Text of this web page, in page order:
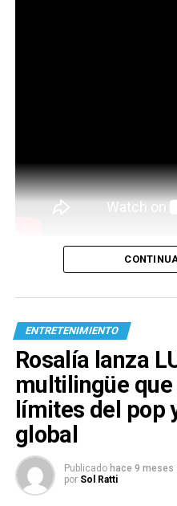
ENTRETENIMIENTO
Rosalía lanza
multilingüe
límites del pop
global
Publicado hace 9 meses
por Sol Ratti